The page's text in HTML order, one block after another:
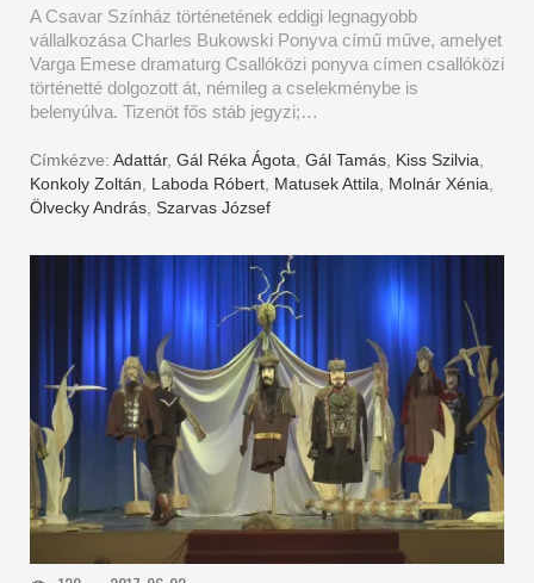
A Csavar Színház történetének eddigi legnagyobb
vállalkozása Charles Bukowski Ponyva című műve, amelyet
Varga Emese dramaturg Csallóközi ponyva címen csallóközi
történetté dolgozott át, némileg a cselekménybe is
belenyúlva. Tizenöt fős stáb jegyzi;…
Címkézve: Adattár, Gál Réka Ágota, Gál Tamás, Kiss Szilvia,
Konkoly Zoltán, Laboda Róbert, Matusek Attila, Molnár Xénia,
Ölvecky András, Szarvas József